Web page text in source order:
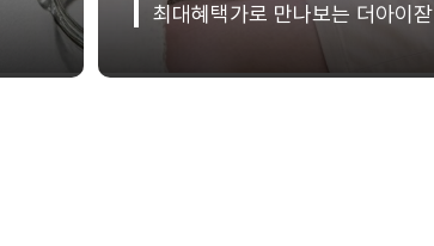
최대혜택가로 만나보는 더아이잗